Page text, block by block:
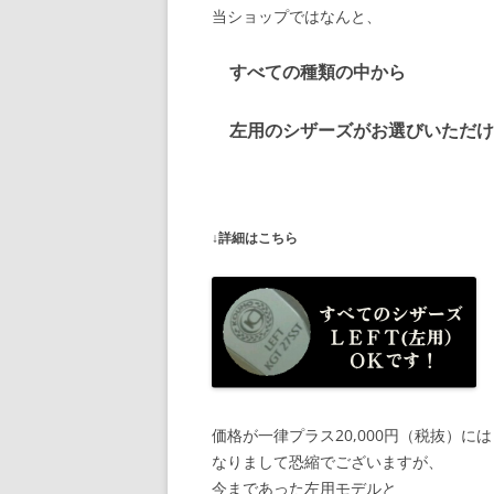
当ショップではなんと、
すべての種類の中から
左用のシザーズがお選びいただ
↓詳細はこちら
価格が一律プラス20,000円（税抜）には
なりまして恐縮でございますが、
今まであった左用モデルと